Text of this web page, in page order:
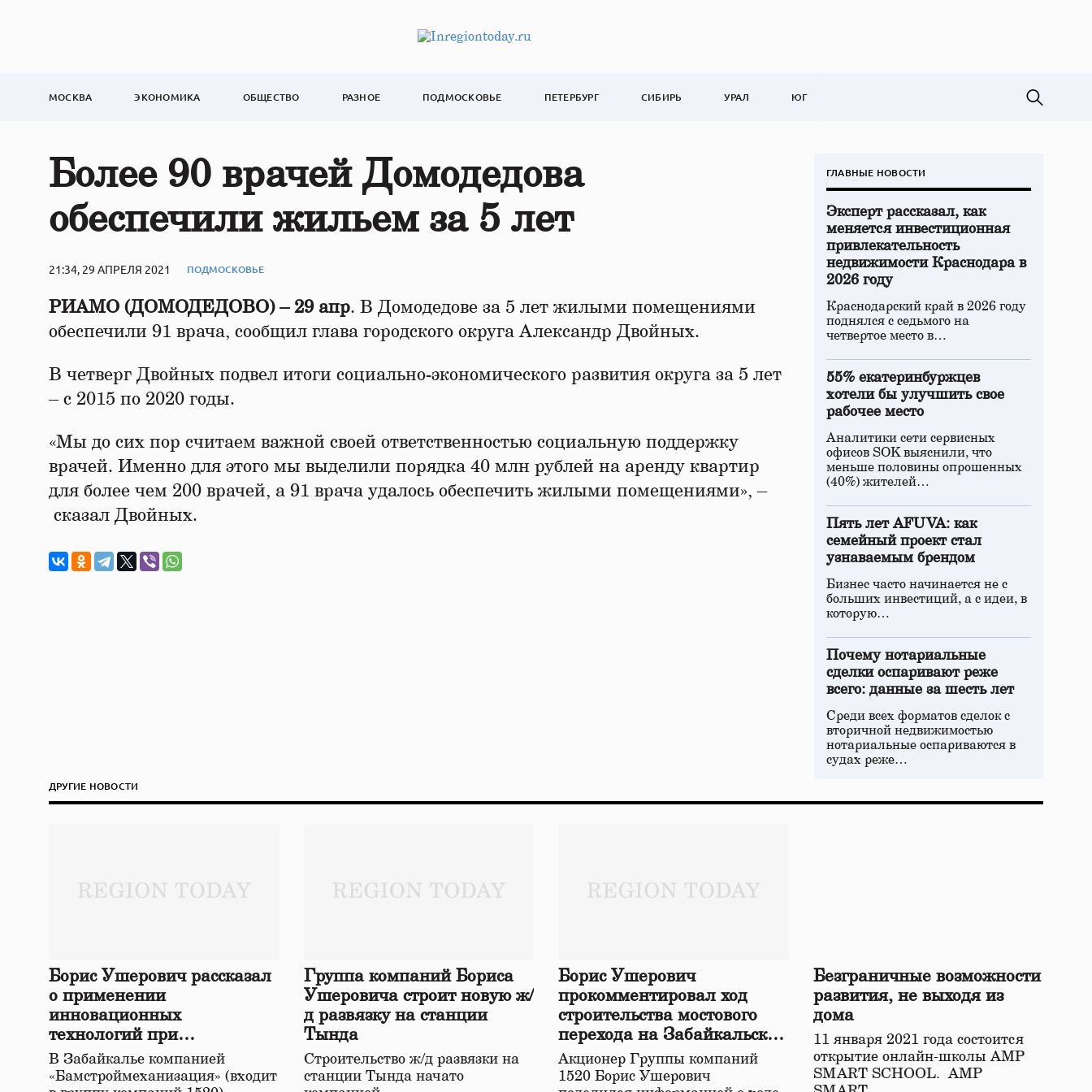
МОСКВА ЭКОНОМИКА ОБЩЕСТВО РАЗНОЕ ПОДМОСКОВЬЕ ПЕТЕРБУРГ СИБИРЬ УРАЛ ЮГ
Более 90 врачей Домодедова
обеспечили жильем за 5 лет
21:34, 29 АПРЕЛЯ 2021 ПОДМОСКОВЬЕ
РИАМО (ДОМОДЕДОВО) – 29 апр. В Домодедове за 5 лет жилыми помещениями
обеспечили 91 врача, сообщил глава городского округа Александр Двойных.
В четверг Двойных подвел итоги социально-экономического развития округа за 5 лет
– с 2015 по 2020 годы.
«Мы до сих пор считаем важной своей ответственностью социальную поддержку
врачей. Именно для этого мы выделили порядка 40 млн рублей на аренду квартир
для более чем 200 врачей, а 91 врача удалось обеспечить жилыми помещениями», –
сказал Двойных.
ГЛАВНЫЕ НОВОСТИ
Эксперт рассказал, как
меняется инвестиционная
привлекательность
недвижимости Краснодара в
2026 году
Краснодарский край в 2026 году
поднялся с седьмого на
четвертое место в…
55% екатеринбуржцев
хотели бы улучшить свое
рабочее место
Аналитики сети сервисных
офисов SOK выяснили, что
меньше половины опрошенных
(40%) жителей…
Пять лет AFUVA: как
семейный проект стал
узнаваемым брендом
Бизнес часто начинается не с
больших инвестиций, а с идеи, в
которую…
Почему нотариальные
сделки оспаривают реже
всего: данные за шесть лет
Среди всех форматов сделок с
вторичной недвижимостью
нотариальные оспариваются в
судах реже…
ДРУГИЕ НОВОСТИ
Борис Ушерович рассказал
о применении
инновационных
технологий при
строительстве нового моста
в Забайкалье
В Забайкалье компанией
«Бамстроймеханизация» (входит
Группа компаний Бориса
Ушеровича строит новую ж/
д развязку на станции
Тында
Строительство ж/д развязки на
станции Тында начато
Борис Ушерович
прокомментировал ход
строительства мостового
перехода на Забайкальской
железной дороге
Акционер Группы компаний
1520 Борис Ушерович
Безграничные возможности
развития, не выходя из
дома
11 января 2021 года состоится
открытие онлайн-школы АМР
SMART SCHOOL. АМР